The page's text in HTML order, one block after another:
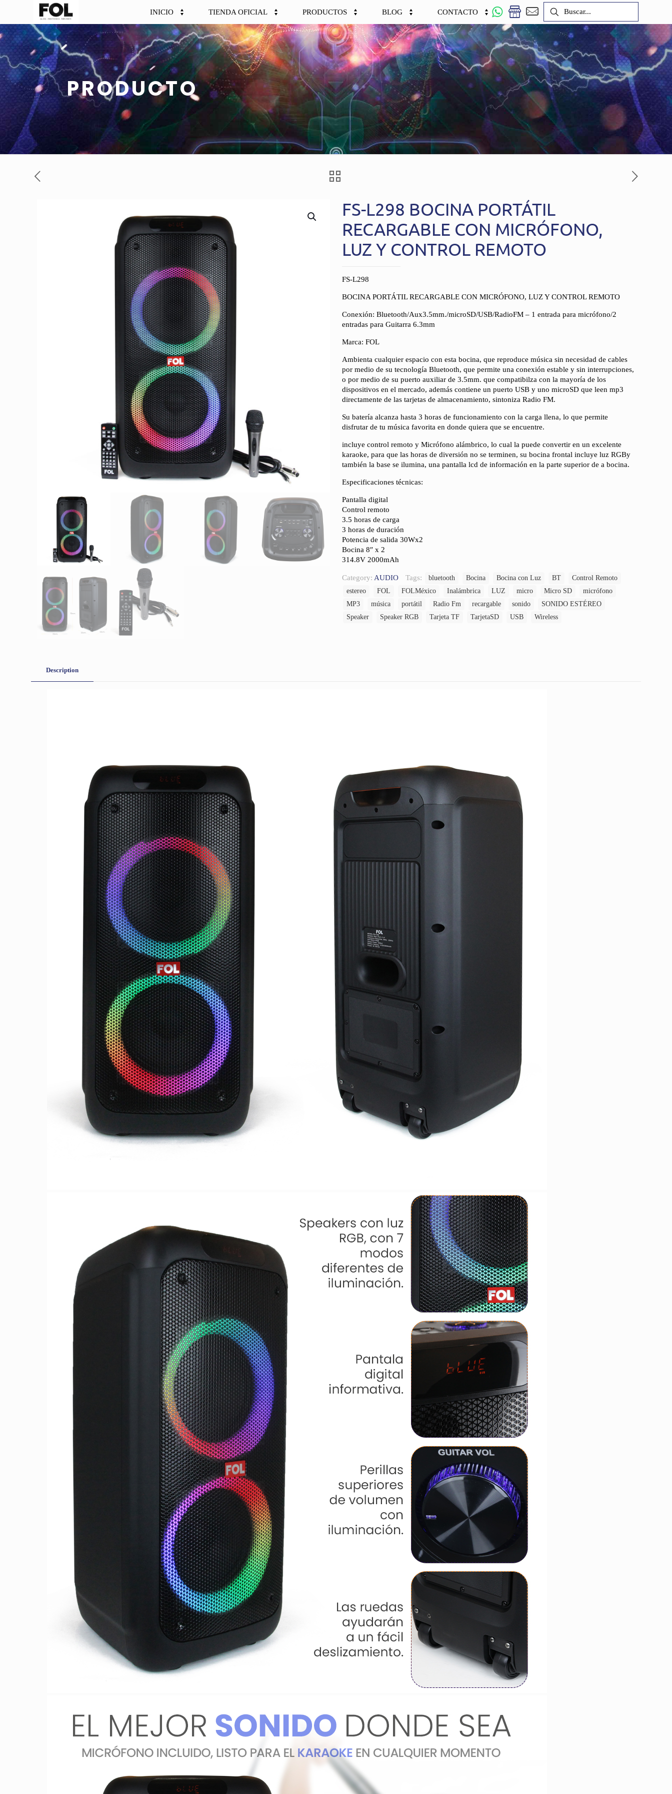
INICIO TIENDA OFICIAL PRODUCTOS BLOG CONTACTO
PRODUCTO
FS-L298 BOCINA PORTÁTIL
RECARGABLE CON MICRÓFONO,
LUZ Y CONTROL REMOTO
FS-L298
BOCINA PORTÁTIL RECARGABLE CON MICRÓFONO, LUZ Y CONTROL REMOTO
Conexión: Bluetooth/Aux3.5mm./microSD/USB/RadioFM – 1 entrada para micrófono/2
entradas para Guitarra 6.3mm
Marca: FOL
Ambienta cualquier espacio con esta bocina, que reproduce música sin necesidad de cables
por medio de su tecnología Bluetooth, que permite una conexión estable y sin interrupciones,
o por medio de su puerto auxiliar de 3.5mm. que compatibilza con la mayoría de los
dispositivos en el mercado, además contiene un puerto USB y uno microSD que leen mp3
directamente de las tarjetas de almacenamiento, sintoniza Radio FM.
Su batería alcanza hasta 3 horas de funcionamiento con la carga llena, lo que permite
disfrutar de tu música favorita en donde quiera que se encuentre.
incluye control remoto y Micrófono alámbrico, lo cual la puede convertir en un excelente
karaoke, para que las horas de diversión no se terminen, su bocina frontal incluye luz RGBy
también la base se ilumina, una pantalla lcd de información en la parte superior de a bocina.
Especificaciones técnicas:
Pantalla digital
Control remoto
3.5 horas de carga
3 horas de duración
Potencia de salida 30Wx2
Bocina 8″ x 2
314.8V 2000mAh
Category: AUDIO Tags: bluetooth Bocina Bocina con Luz BT
Control Remoto
estereo
FOL FOLMéxico Inalámbrica LUZ micro Micro SD
micrófono
MP3
música portátil Radio Fm recargable sonido
SONIDO ESTÉREO
Speaker
Speaker RGB Tarjeta TF TarjetaSD USB Wireless
Description